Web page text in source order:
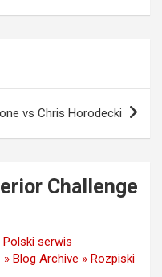
vs Chris Horodecki
Challenge
Polski serwis
Blog Archive » Rozpiski